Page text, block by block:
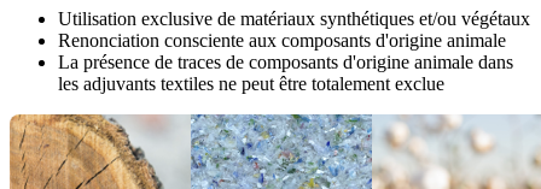
Utilisation exclusive de matériaux synthétiques et/ou végétaux
Renonciation consciente aux composants d'origine animale
La présence de traces de composants d'origine animale dans
les adjuvants textiles ne peut être totalement exclue